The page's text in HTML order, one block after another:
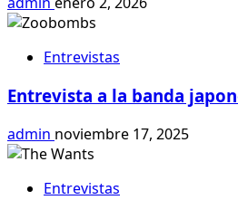
Entrevistas
Entrevista a la banda
admin noviembre 17, 2025
Entrevistas